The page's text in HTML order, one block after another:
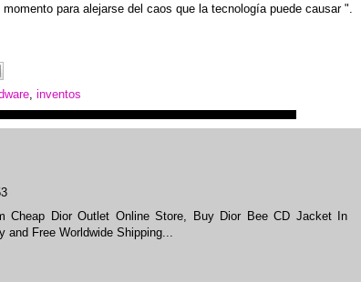
para alejarse del caos que la tecnología puede causar ".
, inventos
Cheap Dior Outlet Online Store, Buy Dior Bee CD Jacket In
Free Worldwide Shipping...